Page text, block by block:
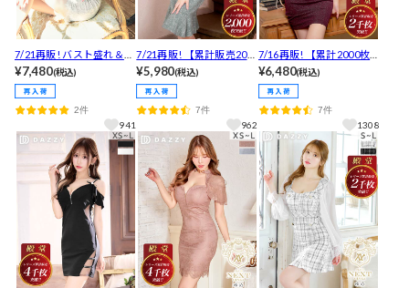
7/21再販! バスト盛れ＆体
型カバーで好評！バスト
盛れ＆体型カバーで好
評！フロントジップクロ
スフラワーチュール長袖
タイトミニ丈キャバドレ
ス[XS~L/4サイズ展開]
¥7,480(税込)
2件
941
7/21再販! 【累計販売200
0枚以上】[明日花キララ
着用]ミックスツイードフ
ロントジップマーメイド
膝丈ドレス[SML/3サイズ
展開]
¥5,980(税込)
7件
962
7/16再販! 【累計2000枚
以上販売】[伊藤桃々着用]
超SEXYなネックビジュー
×谷間ジップ×オフショル
であざとさ満点タイトミ
ニ丈キャバドレス
¥6,480(税込)
7件
1308